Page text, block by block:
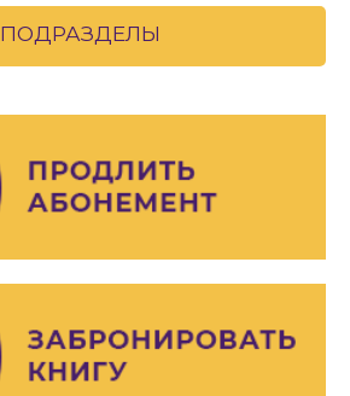
ПОДРАЗДЕЛЫ